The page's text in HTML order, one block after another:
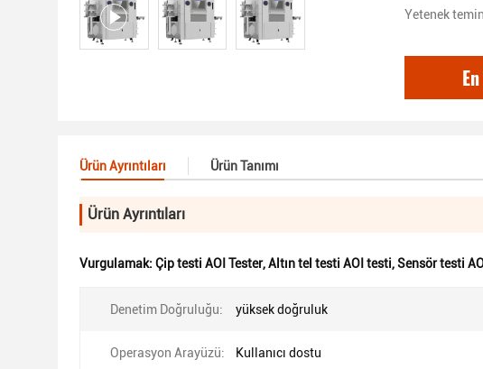
Yetenek
Ürün Ayrıntıları Ürün Tanımı
Ürün Ayrıntıları
Vurgulamak: Çip testi AOI Tester,Altın tel testi AOI testi,Sensör testi
Denetim Doğruluğu: yüksek doğruluk
Operasyon Arayüzü: Kullanıcı dostu